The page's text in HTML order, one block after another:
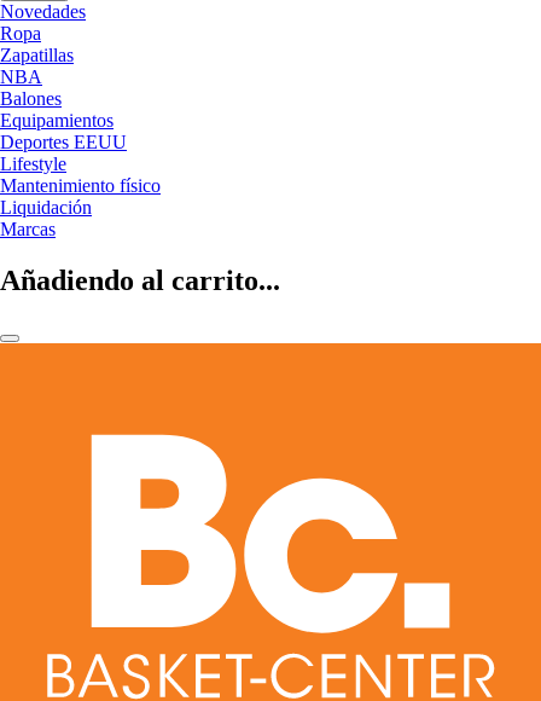
Novedades
Ropa
Zapatillas
NBA
Balones
Equipamientos
Deportes EEUU
Lifestyle
Mantenimiento físico
Liquidación
Marcas
Añadiendo al carrito...